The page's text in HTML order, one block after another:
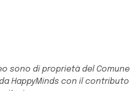
sono di proprietà del Comune
HappyMinds con il contributo